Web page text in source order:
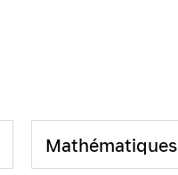
Mathématiques